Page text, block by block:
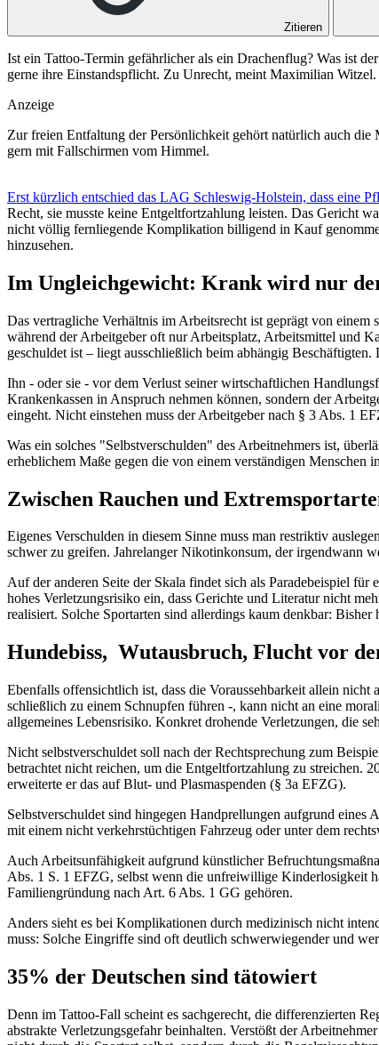
Zitieren
Ist ein Tattoo-Termin gefährlicher als ein Drachenflug? Was ist
gerne ihre Einstandspflicht. Zu Unrecht, meint Maximilian Witzel.
Anzeige
Zur freien Entfaltung der Persönlichkeit gehört natürlich auch die
gern mit Fallschirmen vom Himmel.
Erst kürzlich entschied das LAG Schleswig-Holstein, dass eine
Recht, sie musste keine Entgeltfortzahlung leisten. Das Gericht
nicht völlig fernliegende Komplikation billigend in Kauf
hinzusehen.
Im Ungleichgewicht: Krank wird nur
Das vertragliche Verhältnis im Arbeitsrecht ist geprägt von
während der Arbeitgeber oft nur Arbeitsplatz, Arbeitsmittel und
geschuldet ist – liegt ausschließlich beim abhängig
Ihn - oder sie - vor dem Verlust seiner wirtschaftlichen
Krankenkassen in Anspruch nehmen können, sondern der
eingeht. Nicht einstehen muss der Arbeitgeber nach § 3 Abs. 1
Was ein solches "Selbstverschulden" des Arbeitnehmers ist,
erheblichem Maße gegen die von einem verständigen Menschen
Zwischen Rauchen und
Eigenes Verschulden in diesem Sinne muss man restriktiv
schwer zu greifen. Jahrelanger Nikotinkonsum, der irgendwann
Auf der anderen Seite der Skala findet sich als Paradebeispiel
hohes Verletzungsrisiko ein, dass Gerichte und Literatur nicht
realisiert. Solche Sportarten sind allerdings kaum denkbar:
Hundebiss, Wutausbruch, Flucht vor
Ebenfalls offensichtlich ist, dass die Voraussehbarkeit allein
schließlich zu einem Schnupfen führen -, kann nicht an eine
allgemeines Lebensrisiko. Konkret drohende Verletzungen, die
Nicht selbstverschuldet soll nach der Rechtsprechung zum
betrachtet nicht reichen, um die Entgeltfortzahlung zu streichen.
erweiterte er das auf Blut- und Plasmaspenden (§ 3a EFZG).
Selbstverschuldet sind hingegen Handprellungen aufgrund eines
mit einem nicht verkehrstüchtigen Fahrzeug oder unter dem
Auch Arbeitsunfähigkeit aufgrund künstlicher
Abs. 1 S. 1 EFZG, selbst wenn die unfreiwillige Kinderlosigkeit
Familiengründung nach Art. 6 Abs. 1 GG gehören.
Anders sieht es bei Komplikationen durch medizinisch nicht
muss: Solche Eingriffe sind oft deutlich schwerwiegender und
35% der Deutschen sind tätowiert
Denn im Tattoo-Fall scheint es sachgerecht, die differenzierten
abstrakte Verletzungsgefahr beinhalten. Verstößt der